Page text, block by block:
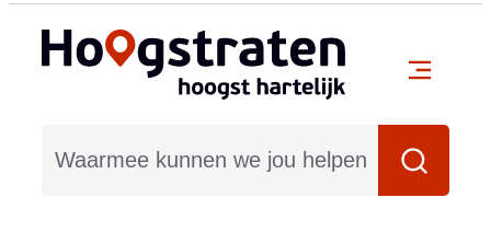
Hoogstraten
Zoeken
menu